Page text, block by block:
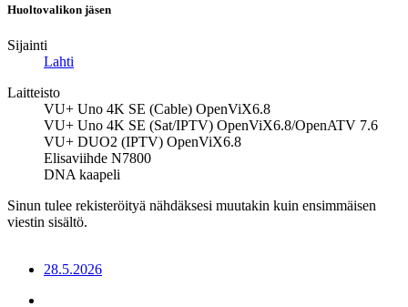
Huoltovalikon jäsen
Sijainti
Lahti
Laitteisto
VU+ Uno 4K SE (Cable) OpenViX6.8
VU+ Uno 4K SE (Sat/IPTV) OpenViX6.8/OpenATV 7.6
VU+ DUO2 (IPTV) OpenViX6.8
Elisaviihde N7800
DNA kaapeli
Sinun tulee rekisteröityä nähdäksesi muutakin kuin ensimmäisen
viestin sisältö.
28.5.2026